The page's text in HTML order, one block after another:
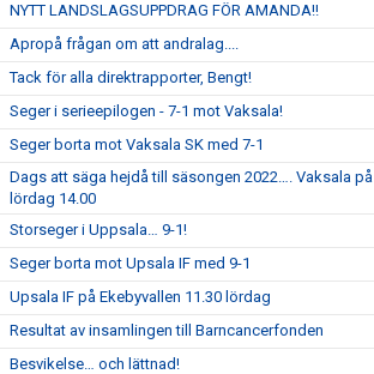
NYTT LANDSLAGSUPPDRAG FÖR AMANDA!!
Apropå frågan om att andralag....
Tack för alla direktrapporter, Bengt!
Seger i serieepilogen - 7-1 mot Vaksala!
Seger borta mot Vaksala SK med 7-1
Dags att säga hejdå till säsongen 2022…. Vaksala på
lördag 14.00
Storseger i Uppsala… 9-1!
Seger borta mot Upsala IF med 9-1
Upsala IF på Ekebyvallen 11.30 lördag
Resultat av insamlingen till Barncancerfonden
Besvikelse… och lättnad!